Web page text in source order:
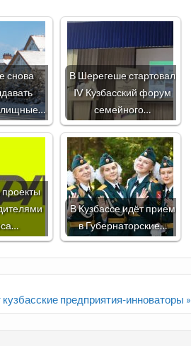
снова
В Шерегеше стартовал
IV Кузбасский форум
семейного…
проекты
В Кузбассе идёт прием
в Губернаторские…
предприятия-инноваторы »